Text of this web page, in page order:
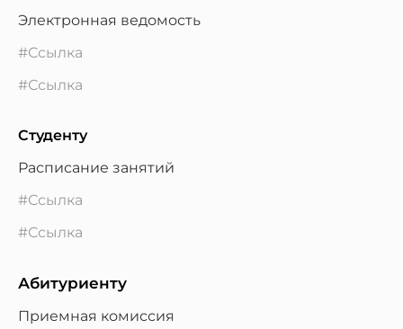
Электронная ведомость
#Ссылка
#Ссылка
Студенту
Расписание занятий
#Ссылка
#Ссылка
Абитуриенту
Приемная комиссия